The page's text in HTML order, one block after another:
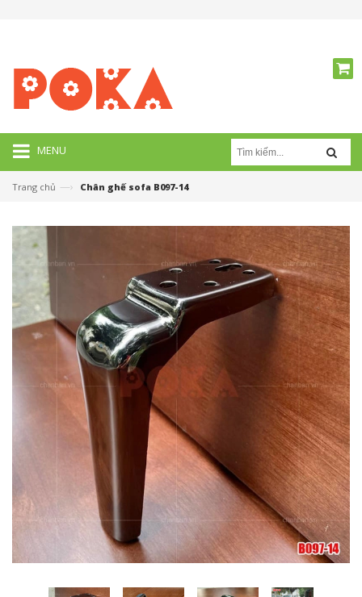
MENU
Trang chủ —› Chân ghế sofa B097-14